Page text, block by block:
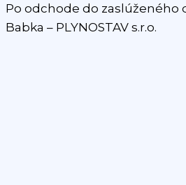
Po odchode do zaslúženého
Babka – PLYNOSTAV s.r.o.